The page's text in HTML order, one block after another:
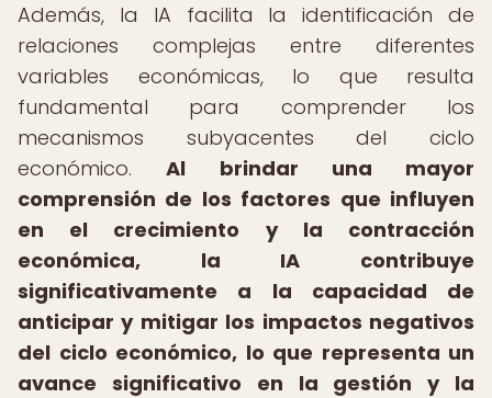
Además, la IA facilita la identificación de
relaciones complejas entre diferentes
variables económicas, lo que resulta
fundamental para comprender los
mecanismos subyacentes del ciclo
económico.Al brindar una mayor
comprensión de los factores que influyen
en el crecimiento y la contracción
económica, la IA contribuye
significativamente a la capacidad de
anticipar y mitigar los impactos negativos
del ciclo económico, lo que representa un
avance significativo en la gestión y la